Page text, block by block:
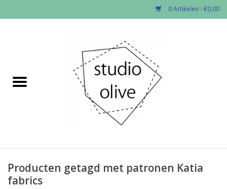
0 Artikelen - €0,00
✂︎Nieuw
Fournituren
Producten getagd met patronen Katia
fabrics